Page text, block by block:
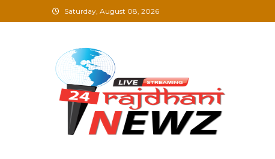
to
Saturday, August 08, 2026